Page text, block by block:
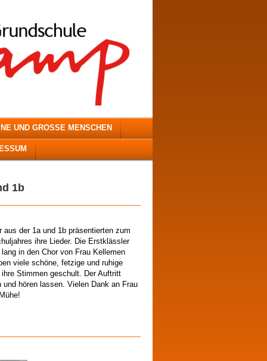
UND GROSSE MENSCHEN
1b
aus der 1a und 1b präsentierten zum
ihre Lieder. Die Erstklässler
in den Chor von Frau Kellemen
viele schöne, fetzige und ruhige
Stimmen geschult. Der Auftritt
und hören lassen. Vielen Dank an Frau